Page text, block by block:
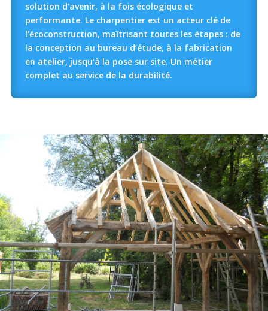
solution d’avenir, à la fois écologique et
performante. Le charpentier est un acteur clé de
l’écoconstruction, maîtrisant toutes les étapes : de
la conception au bureau d’étude, à la fabrication
en atelier, jusqu’à la pose sur site. Un métier
complet au service de la durabilité.